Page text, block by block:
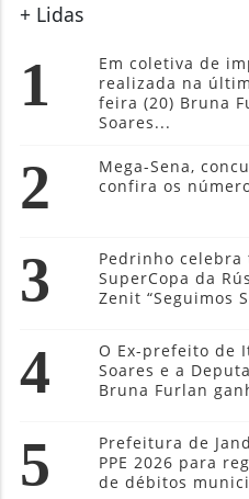
+ Lidas
1
Em coletiva de
realizada na
feira (20) Bruna
Soares...
2
Mega-Sena,
confira os
3
Pedrinho
SuperCopa da
Zenit “Seguimos
4
O Ex-prefeito de
Soares e a
Bruna Furlan
5
Prefeitura de
PPE 2026 para
de débitos